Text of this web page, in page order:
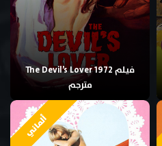
فيلم The Devil’s Lover 1972
مترجم
ألماني